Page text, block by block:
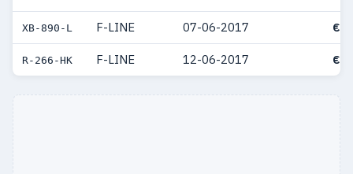
XB-890-L F-LINE 07-06-2017 €
R-266-HK F-LINE 12-06-2017 €